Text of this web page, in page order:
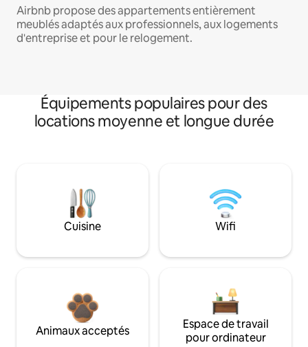
Airbnb propose des appartements entièrement
meublés adaptés aux professionnels, aux logements
d'entreprise et pour le relogement.
Équipements populaires pour des
locations moyenne et longue durée
Cuisine Wifi
Animaux acceptés
Espace de travail
pour ordinateur